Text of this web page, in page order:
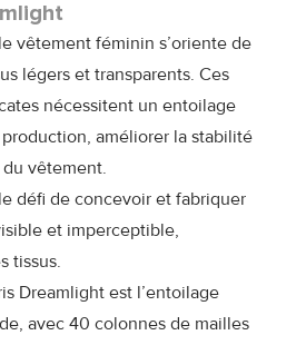
vêtement féminin s’oriente de
légers et transparents. Ces
nécessitent un entoilage
améliorer la stabilité
vêtement.
défi de concevoir et fabriquer
et imperceptible,
tissus.
Dreamlight est l’entoilage
avec 40 colonnes de mailles